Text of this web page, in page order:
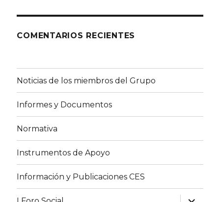
COMENTARIOS RECIENTES
Noticias de los miembros del Grupo
Informes y Documentos
Normativa
Instrumentos de Apoyo
Información y Publicaciones CES
expande